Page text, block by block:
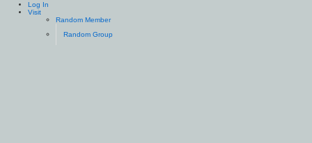
Log In
Visit
Random Member
Random Group